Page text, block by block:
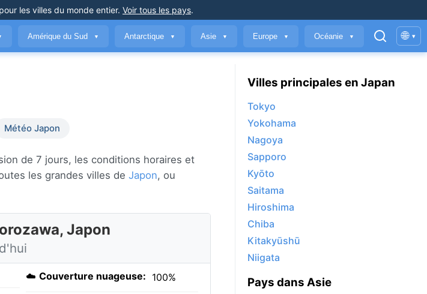
pour les villes du monde entier. Voir tous les pays.
Amérique du Sud ▼ Antarctique ▼ Asie ▼ Europe ▼ Océanie ▼ 🌐 ▾
Météo Japon
de 7 jours, les conditions horaires et
les grandes villes de Japon, ou
Japon
☁️ Couverture nuageuse: 100%
Villes principales en Japan
Tokyo
Yokohama
Nagoya
Sapporo
Kyōto
Saitama
Hiroshima
Chiba
Kitakyūshū
Niigata
Pays dans Asie